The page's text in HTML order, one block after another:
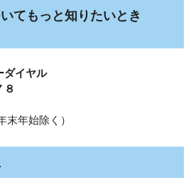
てもっと知りたいとき
ダイヤル
８
年始除く）